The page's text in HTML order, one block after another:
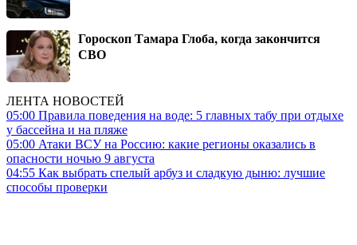
Гороскоп Тамара Глоба, когда закончится
СВО
ЛЕНТА НОВОСТЕЙ
05:00 Правила поведения на воде: 5 главных табу при отдыхе
у бассейна и на пляже
05:00 Атаки ВСУ на Россию: какие регионы оказались в
опасности ночью 9 августа
04:55 Как выбрать спелый арбуз и сладкую дыню: лучшие
способы проверки